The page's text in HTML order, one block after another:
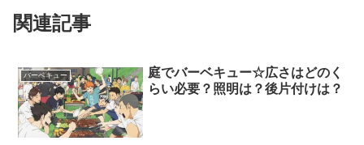
関連記事
バーベキュー
庭でバーベキュー☆広さはどのく
らい必要？照明は？後片付けは？